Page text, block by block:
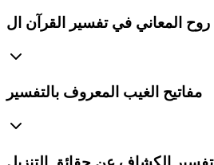
روح المعاني في تفسير القرآن ال
مفاتيح الغيب المعروف بالتفسير